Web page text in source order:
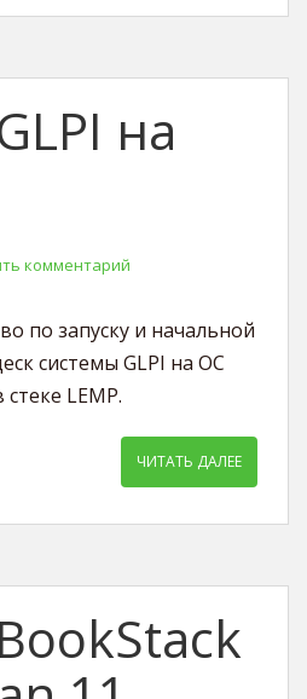
на
комментарий
по запуску и начальной
системы GLPI на ОС
LEMP.
ЧИТАТЬ ДАЛЕЕ